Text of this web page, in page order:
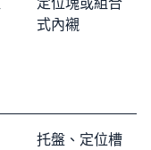
式內襯
托盤、定位槽